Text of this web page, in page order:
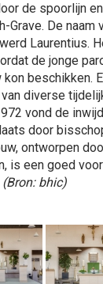
de spoorlijn
Grave. De naam
Laurentius.
de jonge
beschikken.
diverse
vond de
door
ontworpen
is een goed
(Bron: bhic)